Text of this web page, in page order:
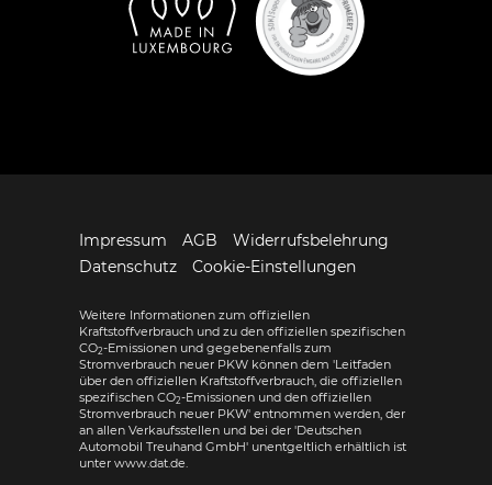
Impressum AGB
Widerrufsbelehrung
Datenschutz
Cookie-Einstellungen
Weitere Informationen zum offiziellen
Kraftstoffverbrauch und zu den offiziellen spezifischen
CO2-Emissionen und gegebenenfalls zum
Stromverbrauch neuer PKW können dem 'Leitfaden
über den offiziellen Kraftstoffverbrauch, die offiziellen
spezifischen CO2-Emissionen und den offiziellen
Stromverbrauch neuer PKW' entnommen werden, der
an allen Verkaufsstellen und bei der 'Deutschen
Automobil Treuhand GmbH' unentgeltlich erhältlich ist
unter www.dat.de.